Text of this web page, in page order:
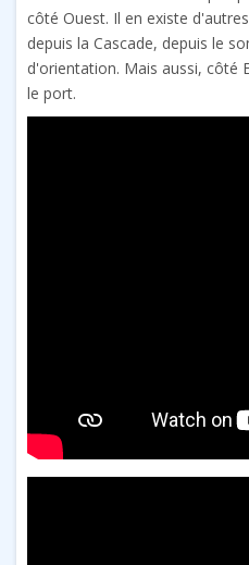
côté Ouest. Il en existe
depuis la Cascade, depuis le
d'orientation. Mais aussi, côté
le port.